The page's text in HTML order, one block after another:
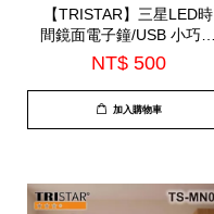
【TRISTAR】三星LED時
間鏡面電子鐘/USB 小巧精
緻可當鏡子使用 |12/4小時
制|(TS-A52)
NT$ 500
加入購物車